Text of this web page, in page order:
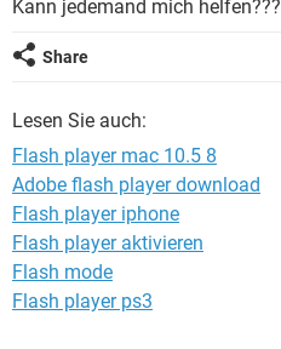
Kann jedemand mich helfen???
Share
Lesen Sie auch:
Flash player mac 10.5 8
Adobe flash player download
Flash player iphone
Flash player aktivieren
Flash mode
Flash player ps3